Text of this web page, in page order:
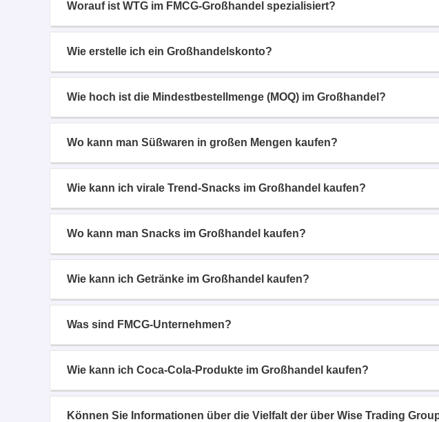
Worauf ist WTG im FMCG-Großhandel spezialisiert?
Wie erstelle ich ein Großhandelskonto?
Wie hoch ist die Mindestbestellmenge (MOQ) im Großhandel?
Wo kann man Süßwaren in großen Mengen kaufen?
Wie kann ich virale Trend-Snacks im Großhandel kaufen?
Wo kann man Snacks im Großhandel kaufen?
Wie kann ich Getränke im Großhandel kaufen?
Was sind FMCG-Unternehmen?
Wie kann ich Coca-Cola-Produkte im Großhandel kaufen?
Können Sie Informationen über die Vielfalt der über Wise Trading